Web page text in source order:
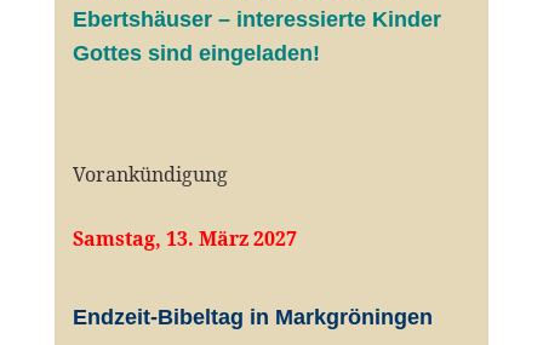
Ebertshäuser – interessierte Kinder
Gottes sind eingeladen!
Vorankündigung
Samstag, 13. März 2027
Endzeit-Bibeltag in Markgröningen